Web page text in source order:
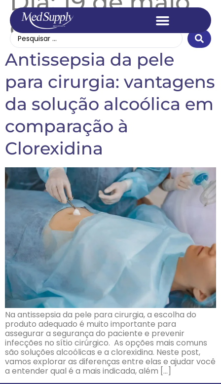
de 2026
Antissepsia da pele
para cirurgia: vantagens
da solução alcoólica em
comparação à
Clorexidina
Na antissepsia da pele para cirurgia, a escolha do
produto adequado é muito importante para
assegurar a segurança do paciente e prevenir
infecções no sítio cirúrgico. As opções mais comuns
são soluções alcoólicas e a clorexidina. Neste post,
vamos explorar as diferenças entre elas e ajudar você
a entender qual é a mais indicada, além […]